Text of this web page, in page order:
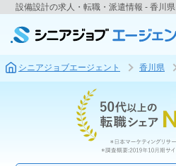
設備設計の求人・転職・派遣情報 - 香川県
シニアジョブエージェント 香川県